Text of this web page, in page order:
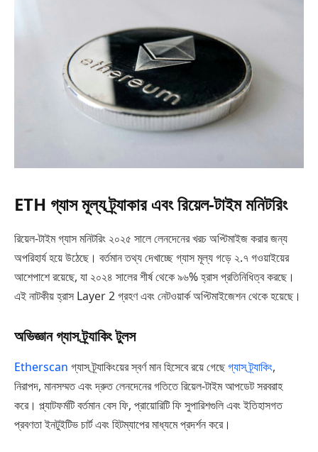
ETH গ্যাস মূল্য ট্র্যাকার এবং রিয়েল-টাইম মনিটরিং
রিয়েল-টাইম গ্যাস মনিটরিং ২০২৫ সালে লেনদেনের খরচ অপ্টিমাইজ করার জন্য
অপরিহার্য হয়ে উঠেছে। বর্তমান তথ্য দেখাচ্ছে গ্যাস মূল্য গড়ে ২.৭ গওয়াইয়ের
আশেপাশে রয়েছে, যা ২০২৪ সালের শীর্ষ থেকে ৯৬% হ্রাস প্রতিনিধিত্ব করছে।
এই নাটকীয় হ্রাস Layer 2 গ্রহণ এবং নেটওয়ার্ক অপ্টিমাইজেশন থেকে হয়েছে।
অভিজ্ঞান গ্যাস ট্র্যাকিং টুলস
Etherscan গ্যাস ট্র্যাকিংয়ের স্বর্ণ মান হিসেবে রয়ে গেছেগ্যাস ট্র্যাকিং,
নিরাপদ, মানসম্মত এবং দ্রুত লেনদেনের গতিতে রিয়েল-টাইম আপডেট সরবরাহ
করে। প্ল্যাটফর্মটি বর্তমান বেস ফি, প্রায়োরিটি ফি সুপারিশগুলি এবং ইতিহাসগত
প্রবণতা ইনটুইটিভ চার্ট এবং হিটম্যাপের মাধ্যমে প্রদর্শন করে।